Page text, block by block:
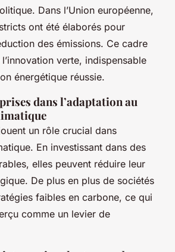
Dans l’Union européenne,
ont été élaborés pour
des émissions. Ce cadre
verte, indispensable
énergétique réussie.
dans l’adaptation au
un rôle crucial dans
En investissant dans des
elles peuvent réduire leur
De plus en plus de sociétés
faibles en carbone, ce qui
comme un levier de